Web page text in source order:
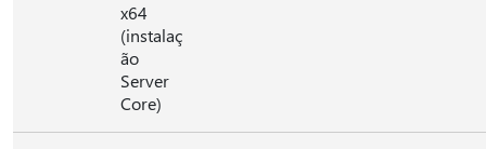
x64
(instalaç
ão
Server
Core)